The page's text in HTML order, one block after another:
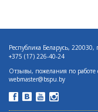
Республика Беларусь, 220030,
+375 (17) 226-40-24
Отзывы, пожелания по работе
webmaster@bspu.by